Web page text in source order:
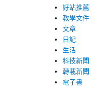
好站推薦
教學文件
文章
日記
生活
科技新聞
轉載新聞
電子書